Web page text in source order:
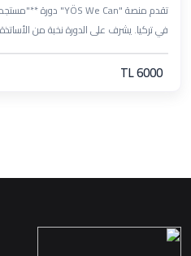
بما في ذلك الأستاذ علاء، الأستاذ ناصيف،
TL 6000